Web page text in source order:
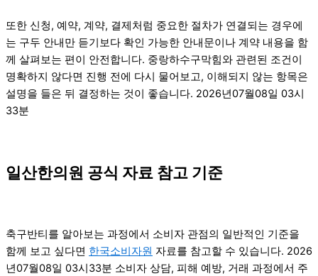
또한 신청, 예약, 계약, 결제처럼 중요한 절차가 연결되는 경우에
는 구두 안내만 듣기보다 확인 가능한 안내문이나 계약 내용을 함
께 살펴보는 편이 안전합니다. 중랑하수구막힘와 관련된 조건이
명확하지 않다면 진행 전에 다시 물어보고, 이해되지 않는 항목은
설명을 들은 뒤 결정하는 것이 좋습니다. 2026년07월08일 03시
33분
일산한의원 공식 자료 참고 기준
축구반티를 알아보는 과정에서 소비자 관점의 일반적인 기준을
함께 보고 싶다면 한국소비자원 자료를 참고할 수 있습니다. 2026
년07월08일 03시33분 소비자 상담, 피해 예방, 거래 과정에서 주